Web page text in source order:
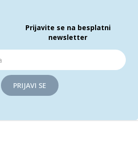
Prijavite se na besplatni
newsletter
PRIJAVI SE